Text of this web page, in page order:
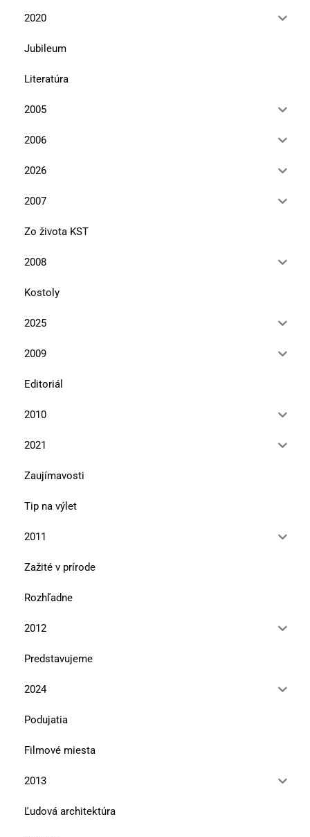
2020
Jubileum
Literatúra
2005
2006
2026
2007
Zo života KST
2008
Kostoly
2025
2009
Editoriál
2010
2021
Zaujímavosti
Tip na výlet
2011
Zažité v prírode
Rozhľadne
2012
Predstavujeme
2024
Podujatia
Filmové miesta
2013
Ľudová architektúra